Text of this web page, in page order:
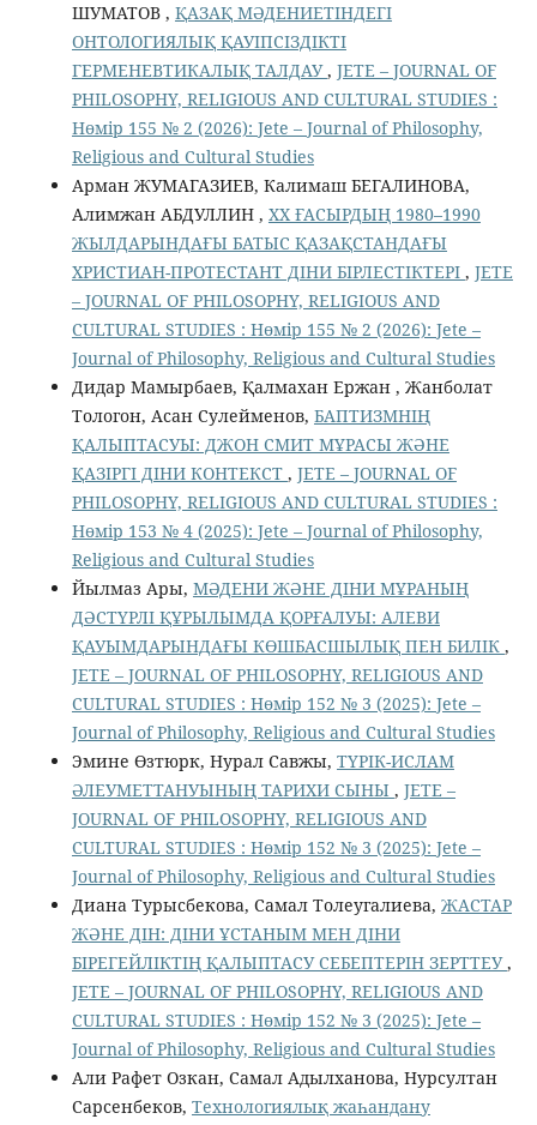
ШУМАТОВ , ҚАЗАҚ МӘДЕНИЕТІНДЕГІ
ОНТОЛОГИЯЛЫҚ ҚАУІПСІЗДІКТІ
ГЕРМЕНЕВТИКАЛЫҚ ТАЛДАУ, JETE – JОURNAL OF
PHILOSOPHY, RELIGIOUS AND CULTURAL STUDIES :
Нөмір 155 № 2 (2026): Jete – Jоurnal of Philosophy,
Religious аnd Cultural Studies
Арман ЖУМАГАЗИЕВ, Калимаш БЕГАЛИНОВА,
Алимжан АБДУЛЛИН , ХХ ҒАСЫРДЫҢ 1980–1990
ЖЫЛДАРЫНДАҒЫ БАТЫС ҚАЗАҚСТАНДАҒЫ
ХРИСТИАН-ПРОТЕСТАНТ ДІНИ БІРЛЕСТІКТЕРІ , JETE
– JОURNAL OF PHILOSOPHY, RELIGIOUS AND
CULTURAL STUDIES : Нөмір 155 № 2 (2026): Jete –
Jоurnal of Philosophy, Religious аnd Cultural Studies
Дидар Мамырбаев, Қалмахан Ержан , Жанболат
Тологон, Асан Сулейменов, БАПТИЗМНІҢ
ҚАЛЫПТАСУЫ: ДЖОН СМИТ МҰРАСЫ ЖӘНЕ
ҚАЗІРГІ ДІНИ КОНТЕКСТ , JETE – JОURNAL OF
PHILOSOPHY, RELIGIOUS AND CULTURAL STUDIES :
Нөмір 153 № 4 (2025): Jete – Jоurnal of Philosophy,
Religious аnd Cultural Studies
Йылмаз Ары, МӘДЕНИ ЖӘНЕ ДІНИ МҰРАНЫҢ
ДӘСТҮРЛІ ҚҰРЫЛЫМДА ҚОРҒАЛУЫ: АЛЕВИ
ҚАУЫМДАРЫНДАҒЫ КӨШБАСШЫЛЫҚ ПЕН БИЛІК ,
JETE – JОURNAL OF PHILOSOPHY, RELIGIOUS AND
CULTURAL STUDIES : Нөмір 152 № 3 (2025): Jete –
Jоurnal of Philosophy, Religious аnd Cultural Studies
Эмине Өзтюрк, Нурал Савжы, ТҮРІК-ИСЛАМ
ӘЛЕУМЕТТАНУЫНЫҢ ТАРИХИ СЫНЫ , JETE –
JОURNAL OF PHILOSOPHY, RELIGIOUS AND
CULTURAL STUDIES : Нөмір 152 № 3 (2025): Jete –
Jоurnal of Philosophy, Religious аnd Cultural Studies
Диана Турысбекова, Самал Толеугалиева, ЖАСТАР
ЖӘНЕ ДІН: ДІНИ ҰСТАНЫМ МЕН ДІНИ
БІРЕГЕЙЛІКТІҢ ҚАЛЫПТАСУ СЕБЕПТЕРІН ЗЕРТТЕУ,
JETE – JОURNAL OF PHILOSOPHY, RELIGIOUS AND
CULTURAL STUDIES : Нөмір 152 № 3 (2025): Jete –
Jоurnal of Philosophy, Religious аnd Cultural Studies
Али Рафет Озкан, Самал Адылханова, Нурсултан
Сарсенбеков, Технологиялық жаһандану